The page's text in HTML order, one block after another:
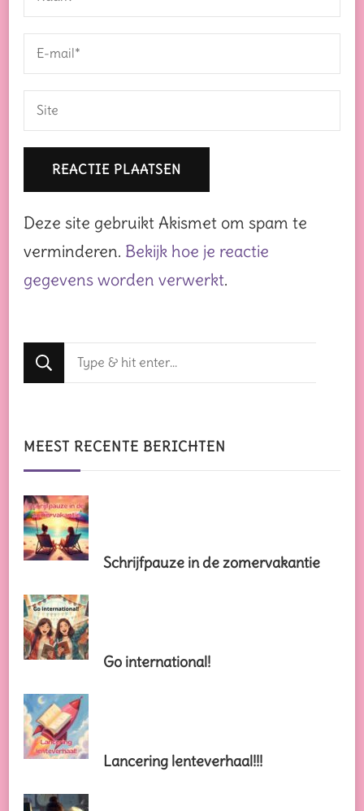
Deze site gebruikt Akismet om spam te
verminderen. Bekijk hoe je reactie
gegevens worden verwerkt.
Op
zoek
iets?
MEEST RECENTE BERICHTEN
Schrijfpauze in de zomervakantie
Go international!
Lancering lenteverhaal!!!